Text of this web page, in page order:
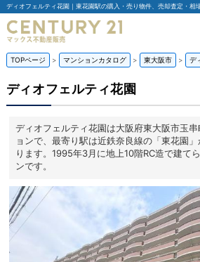
TOPページ マンションカタログ 東大阪市 デ
ディオフェルティ花園
ディオフェルティ花園は大阪府東大阪市玉
ョンで、最寄り駅は近鉄奈良線の「東花園
ります。1995年3月に地上10階RC造で建て
ンです。